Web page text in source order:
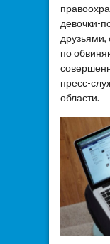
девочки-
по
пресс-
области.